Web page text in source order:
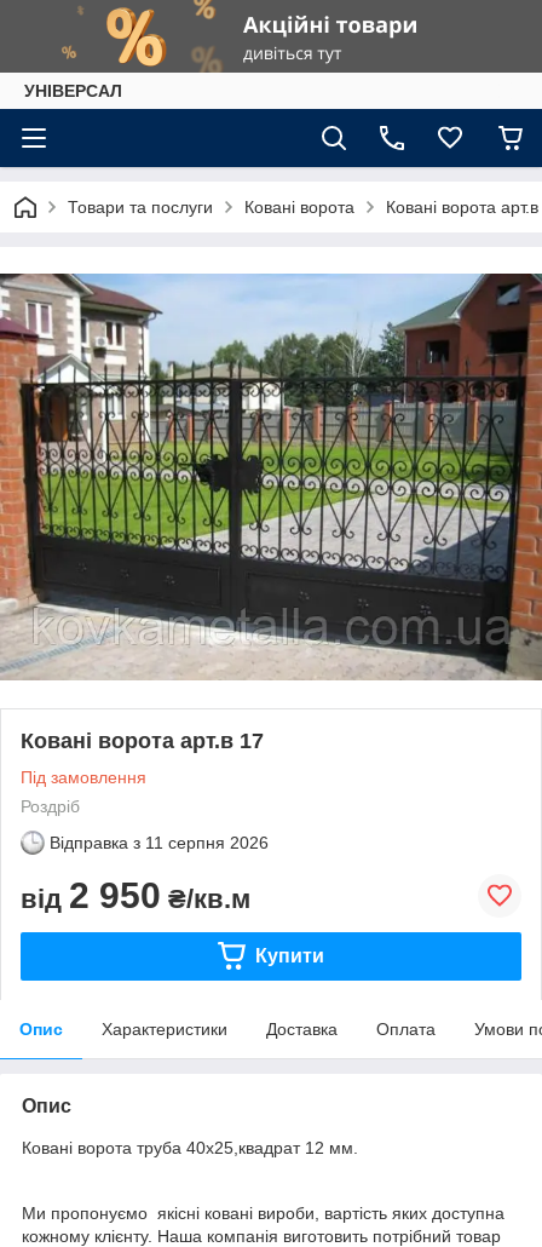
УНІВЕРСАЛ
Товари та послуги Ковані ворота Ковані ворота
Ковані ворота арт.в 17
Під замовлення
Роздріб
Відправка з 11 серпня 2026
від 2 950 ₴/кв.м
Купити
Опис Характеристики Доставка Оплата Умови
Опис
Ковані ворота труба 40х25,квадрат 12 мм.
Ми пропонуємо якісні ковані вироби, вартість яких доступна
кожному клієнту. Наша компанія виготовить потрібний товар